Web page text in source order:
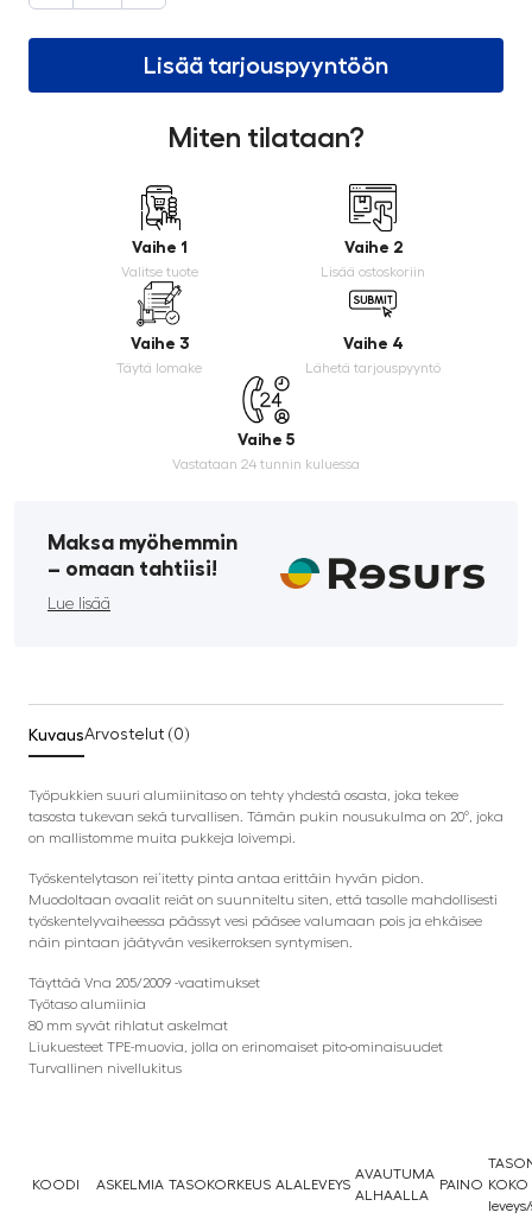
Lisää tarjouspyyntöön
Miten tilataan?
Vaihe 1
Valitse tuote
Vaihe 2
Lisää ostoskoriin
Vaihe 3
Täytä lomake
Vaihe 4
Lähetä tarjouspyyntö
Vaihe 5
Vastataan 24 tunnin kuluessa
Maksa myöhemmin
­– omaan tahtiisi!
Lue lisää
KuvausArvostelut (0)
Työpukkien suuri alumiinitaso on tehty yhdestä osasta, joka tekee
tasosta tukevan sekä turvallisen. Tämän pukin nousukulma on 20°, joka
on mallistomme muita pukkeja loivempi.
Työskentelytason rei´itetty pinta antaa erittäin hyvän pidon.
Muodoltaan ovaalit reiät on suunniteltu siten, että tasolle mahdollisesti
työskentelyvaiheessa päässyt vesi pääsee valumaan pois ja ehkäisee
näin pintaan jäätyvän vesikerroksen syntymisen.
Täyttää Vna 205/2009 -vaatimukset
Työtaso alumiinia
80 mm syvät rihlatut askelmat
Liukuesteet TPE-muovia, jolla on erinomaiset pito-ominaisuudet
Turvallinen nivellukitus
KOODI ASKELMIA TASOKORKEUS ALALEVEYS
AVAUTUMA
ALHAALLA
PAINO KOKO